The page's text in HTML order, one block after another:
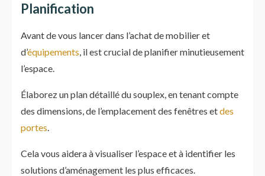
Planification
Avant de vous lancer dans l’achat de mobilier et
d’équipements, il est crucial de planifier minutieusement
l’espace.
Élaborez un plan détaillé du souplex, en tenant compte
des dimensions, de l’emplacement des fenêtres etdes
portes.
Cela vous aidera à visualiser l’espace et à identifier les
solutions d’aménagement les plus efficaces.